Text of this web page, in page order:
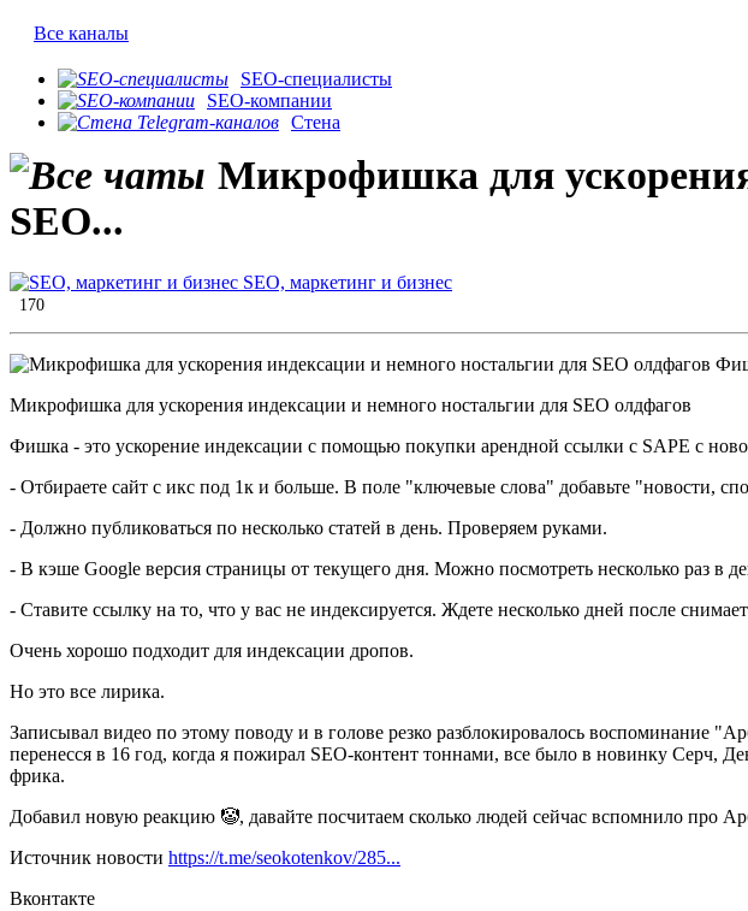
Все каналы
SEO-специалисты
SEO-компании
Стена
Микрофишка для
SEO...
SEO, маркетинг и бизнес
170
Микрофишка для ускорения индексации и немного ностальгии для SEO олдфагов
Фишка - это ускорение индексации с помощью покупки арендной ссылки с SAPE с
- Отбираете сайт с икс под 1к и больше. В поле "ключевые слова" добавьте "новости,
- Должно публиковаться по несколько статей в день. Проверяем руками.
- В кэше Google версия страницы от текущего дня. Можно посмотреть несколько раз в
- Ставите ссылку на то, что у вас не индексируется. Ждете несколько дней после
Очень хорошо подходит для индексации дропов.
Но это все лирика.
Записывал видео по этому поводу и в голове резко разблокировалось воспоминание
перенесся в 16 год, когда я пожирал SEO-контент тоннами, все было в новинку Серч,
фрика.
Добавил новую реакцию 🤡, давайте посчитаем сколько людей сейчас вспомнило про
Источник новости https://t.me/seokotenkov/285...
Вконтакте